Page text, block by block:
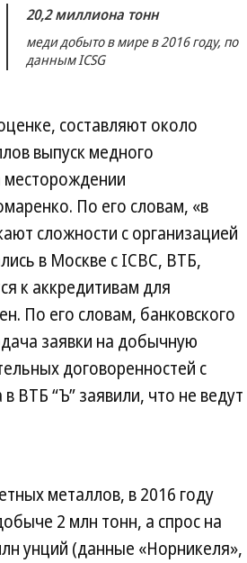
20,2 миллиона тонн
меди добыто в мире в 2016 году, по
данным ICSG
составляют около
выпуск медного
месторождении
По его словам, «в
сложности с организацией
в Москве с ICBC, ВТБ,
к аккредитивам для
По его словам, банковского
заявки на добычную
договоренностей с
ВТБ “Ъ” заявили, что не ведут
металлов, в 2016 году
2 млн тонн, а спрос на
унций (данные «Норникеля»,